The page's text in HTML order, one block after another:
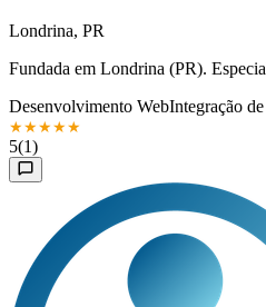
Londrina, PR
Fundada em Londrina (PR).
Desenvolvimento WebIntegração
★★★★★
5(1)